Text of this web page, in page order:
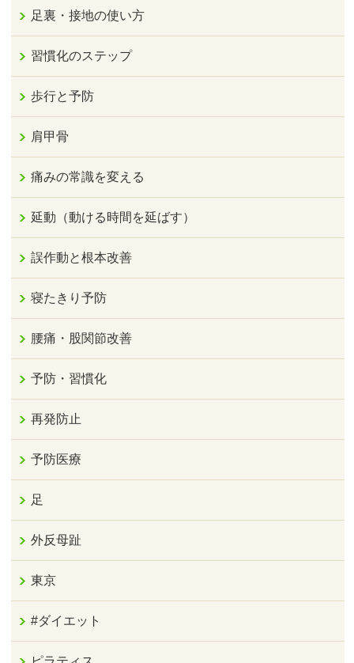
足裏・接地の使い方
習慣化のステップ
歩行と予防
肩甲骨
痛みの常識を変える
延動（動ける時間を延ばす）
誤作動と根本改善
寝たきり予防
腰痛・股関節改善
予防・習慣化
再発防止
予防医療
足
外反母趾
東京
#ダイエット